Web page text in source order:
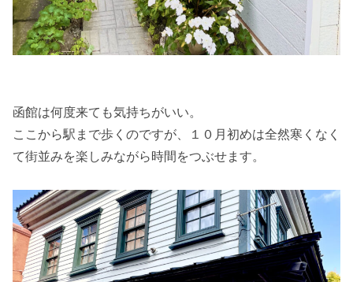
函館は何度来ても気持ちがいい。
ここから駅まで歩くのですが、１０月初めは全然寒くなく
て街並みを楽しみながら時間をつぶせます。